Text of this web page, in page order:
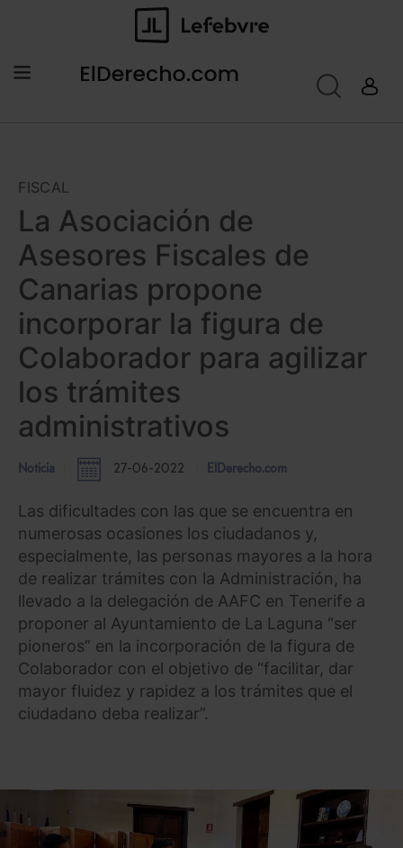
FISCAL
La Asociación de
Asesores Fiscales de
Canarias propone
incorporar la figura de
Colaborador para agilizar
los trámites
administrativos
Noticia 27-06-2022 ElDerecho.com
Las dificultades con las que se encuentra en
numerosas ocasiones los ciudadanos y,
especialmente, las personas mayores a la hora
de realizar trámites con la Administración, ha
llevado a la delegación de AAFC en Tenerife a
proponer al Ayuntamiento de La Laguna “ser
pioneros” en la incorporación de la figura de
Colaborador con el objetivo de “facilitar, dar
mayor fluidez y rapidez a los trámites que el
ciudadano deba realizar”.